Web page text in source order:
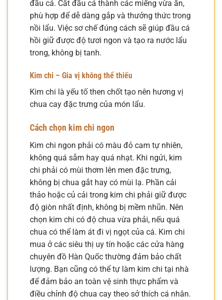
đầu cá. Cắt đầu cá thành các miếng vừa ăn,
phù hợp để dễ dàng gắp và thưởng thức trong
nồi lẩu. Việc sơ chế đúng cách sẽ giúp đầu cá
hồi giữ được độ tươi ngon và tạo ra nước lẩu
trong, không bị tanh.
Kim chi – Gia vị không thể thiếu
Kim chi là yếu tố then chốt tạo nên hương vị
chua cay đặc trưng của món lẩu.
Cách chọn kim chi ngon
Kim chi ngon phải có màu đỏ cam tự nhiên,
không quá sẫm hay quá nhạt. Khi ngửi, kim
chi phải có mùi thơm lên men đặc trưng,
không bị chua gắt hay có mùi lạ. Phần cải
thảo hoặc củ cải trong kim chi phải giữ được
độ giòn nhất định, không bị mềm nhũn. Nên
chọn kim chi có độ chua vừa phải, nếu quá
chua có thể làm át đi vị ngọt của cá. Kim chi
mua ở các siêu thị uy tín hoặc các cửa hàng
chuyên đồ Hàn Quốc thường đảm bảo chất
lượng. Bạn cũng có thể tự làm kim chi tại nhà
để đảm bảo an toàn vệ sinh thực phẩm và
điều chỉnh độ chua cay theo sở thích cá nhân.